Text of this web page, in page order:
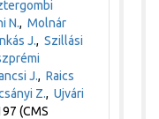
N.,Molnár
J.,Szillási
J.,Raics
Z.,Ujvári
(CMS